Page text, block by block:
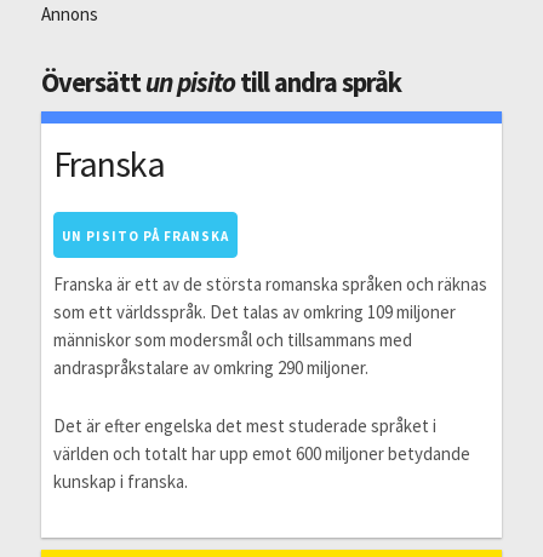
Annons
Översättun pisitotill andra språk
Franska
UN PISITO PÅ FRANSKA
Franska är ett av de största romanska språken och räknas
som ett världsspråk. Det talas av omkring 109 miljoner
människor som modersmål och tillsammans med
andraspråkstalare av omkring 290 miljoner.
Det är efter engelska det mest studerade språket i
världen och totalt har upp emot 600 miljoner betydande
kunskap i franska.